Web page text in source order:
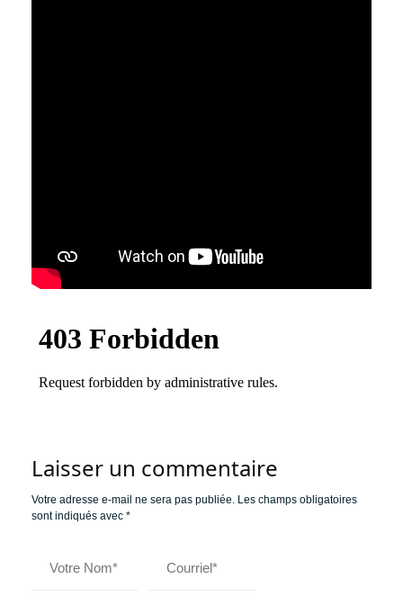
Laisser un commentaire
Votre adresse e-mail ne sera pas publiée. Les champs obligatoires
sont indiqués avec *